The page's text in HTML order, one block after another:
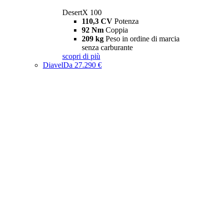
DesertX 100
110,3 CV Potenza
92 Nm Coppia
209 kg Peso in ordine di marcia
senza carburante
scopri di più
DiavelDa 27.290 €